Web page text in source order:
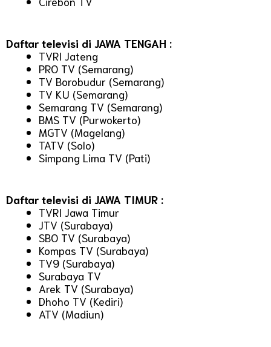
Daftar televisi di JAWA TENGAH :
TVRI Jateng
PRO TV (Semarang)
TV Borobudur (Semarang)
TV KU (Semarang)
Semarang TV (Semarang)
BMS TV (Purwokerto)
MGTV (Magelang)
TATV (Solo)
Simpang Lima TV (Pati)
Daftar televisi di JAWA TIMUR :
TVRI Jawa Timur
JTV (Surabaya)
SBO TV (Surabaya)
Kompas TV (Surabaya)
TV9 (Surabaya)
Surabaya TV
Arek TV (Surabaya)
Dhoho TV (Kediri)
ATV (Madiun)